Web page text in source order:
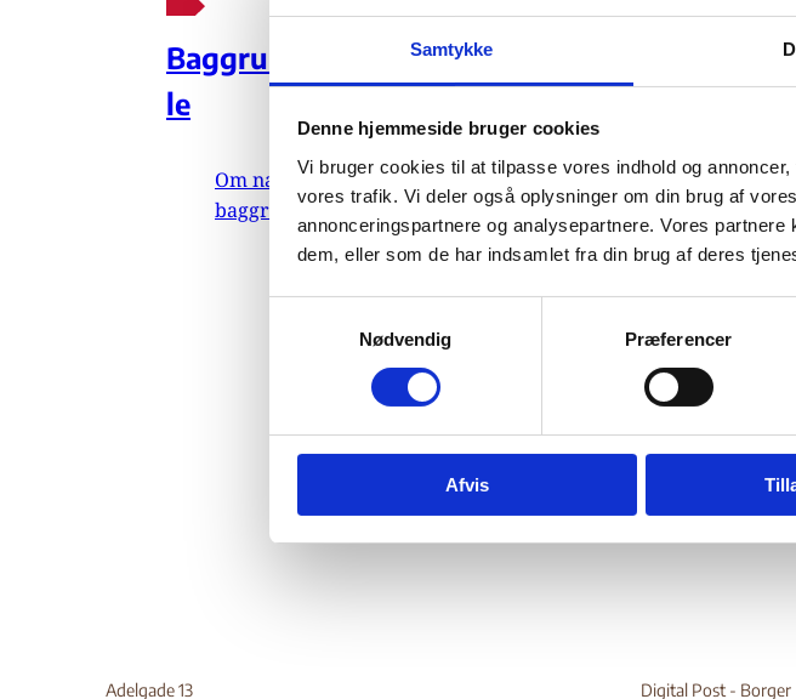
Samtykke
Denne hjemmeside bruger cookies
Vi bruger cookies til at tilpasse vores indhold og
vores trafik. Vi deler også oplysninger om din brug af
annonceringspartnere og analysepartnere. Vores
dem, eller som de har indsamlet fra din brug af deres
v
Nødvendig Præferencer
Afvis
Baggrundsmateria
le
Om nævnets
baggrundsmateriale
Somalia:
rettssikkerhet
Somaliland
Bilag 550
Indeholder oplysninger om
Somalialand. Endvidere
bekæmpelse af hævndrab
Adelgade 13 Digital Post - Borger